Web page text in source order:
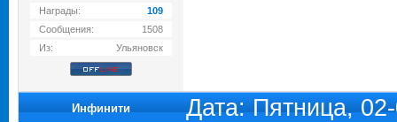
Награды:
109
Сообщения:
1508
Из:
Ульяновск
Инфинити Дата: Пятница,